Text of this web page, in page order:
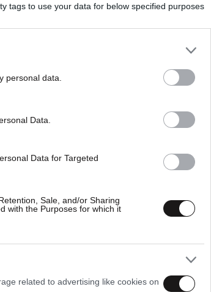
tags to use your data for below specified purposes
personal data.
Data.
Data for Targeted
Sale, and/or Sharing
with the Purposes for which it
related to advertising like cookies on